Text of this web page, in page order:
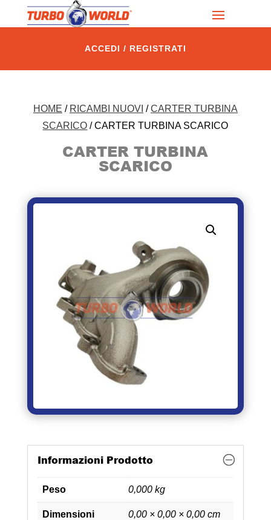
ACCEDI / REGISTRATI
HOME / RICAMBI NUOVI /CARTER TURBINA
SCARICO / CARTER TURBINA SCARICO
CARTER TURBINA
SCARICO
Informazioni Prodotto
Peso 0,000 kg
Dimensioni 0,00 × 0,00 × 0,00 cm